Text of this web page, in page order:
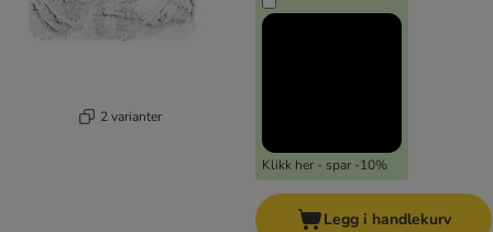
2 varianter
Klikk her - spar -10%
Legg i handlekurv